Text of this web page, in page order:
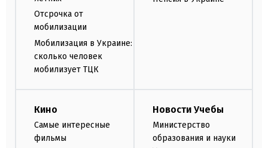
Отсрочка от
мобилизации
Мобилизация в Украине:
сколько человек
мобилизует ТЦК
Кино
Самые интересные
фильмы
Новости Учебы
Министерство
образования и науки